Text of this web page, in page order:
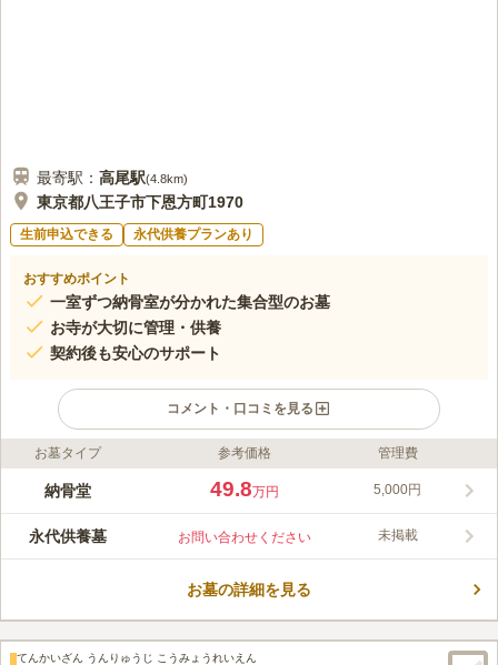
最寄駅： 高尾駅(4.8km)
東京都八王子市下恩方町1970
生前申込できる 永代供養プランあり
おすすめポイント
一室ずつ納骨室が分かれた集合型のお墓
お寺が大切に管理・供養
契約後も安心のサポート
コメント・口コミを見る
ライフドット編集部のコメント
心源院にある永代供養墓です。現在の本堂は昔、戦災で消失した
然の豊かな明るい寺院です。春には枝垂桜が美しく咲き誇り、秋
にはいちょうや紅葉が園内を彩ります。供養形態はのうこつぼで
す。ご夫婦でお墓に入りたい方におすすめです。
この霊園はまだ誰からも評価されていません。
お墓タイプ 参考価格 管理費
納骨堂 49.8万円 5,000円
永代供養墓 お問い合わせください 未掲載
お墓の詳細を見る
てんかいざん うんりゅうじ こうみょうれいえん